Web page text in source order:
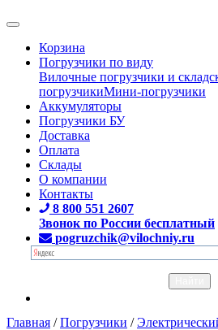
Корзина
Погрузчики по виду
Вилочные погрузчики и
погрузчикиМини-погрузчики
Аккумуляторы
Погрузчики БУ
Доставка
Оплата
Склады
О компании
Контакты
8 800 551 2607
Звонок по России бесплатный
pogruzchik@vilochniy.ru
Главная /Погрузчики /